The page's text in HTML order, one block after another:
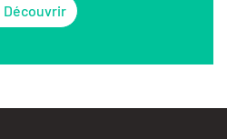
Découvrir